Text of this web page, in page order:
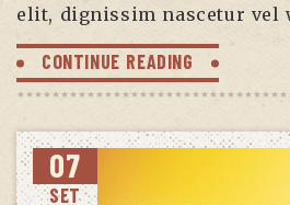
elit, dignissim nascetur vel
CONTINUE READING
07
SET